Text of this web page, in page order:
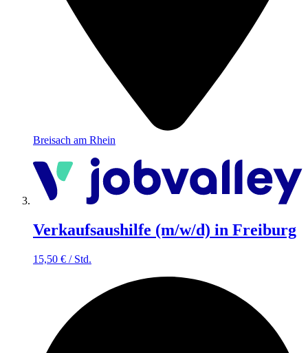
Breisach am Rhein
Verkaufsaushilfe (m/w/d) in Freiburg
15,50 € / Std.